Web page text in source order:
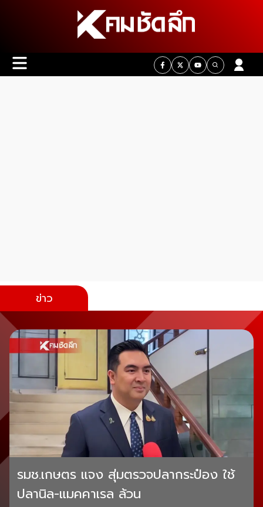
ข่าว
รมช.เกษตร แจง สุ่มตรวจปลากระป๋อง ใช้
ปลานิล-แมคคาเรล ล้วน